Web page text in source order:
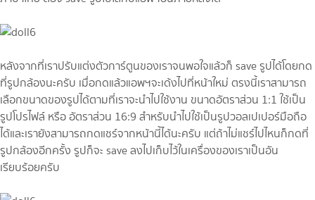
หลังจากที่เราปรับแต่งตัวการ์ตูนของเราจนพอใจแล้วก็ save รูปได้โดยกด
ที่รูปกล้องนะครับ เมื่อกดแล้วแอพฯจะเด้งไปที่หน้าใหม่ ตรงนี้เราสามารถ
เลือกขนาดของรูปได้ตามที่เราจะนำไปใช้งาน ขนาดอัตราส่วน 1:1 ใช้เป็น
รูปโปรไฟล์ หรือ อัตราส่วน 16:9 สำหรับนำไปใช้เป็นรูปวอลเปเปอร์มือถือ
ได้และเรายังสามารถกดแชร์จากหน้านี้ได้นะครับ แต่ถ้าไม่แชร์ไปไหนก็กดที่
รูปกล้องอีกครั้ง รูปก็จะ save ลงไปเก็บไว้ในเครื่องของเราเป็นอัน
เรียบร้อยครับ